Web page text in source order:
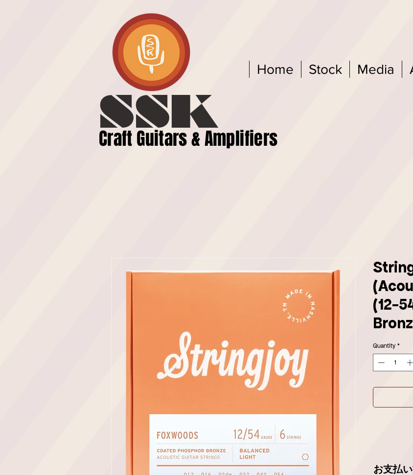
SSK
Home Stock Media
​Craft Guitars & Amplifiers
(12-
Quantity *
お支払